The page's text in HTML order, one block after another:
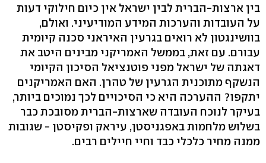
בין ארצות-הברית לבין ישראל אין כיום חילוקי דעות
על העובדות והערכות המידע המודיעיני. ואולם,
בוושינגטון לא רואים בגרעין האיראני סכנה קיומית
עבורם. עם זאת, בממשל האמריקני מבינים היטב את
דאגתה של ישראל מפני פוטנציאל הסיכון הקיומי
הנשקף מתוכנית הגרעין של טהרן. האם האמריקנים
יתקפו? ההערכה היא כי הסיכויים לכך נמוכים ביותר,
בעיקר לנוכח העובדה שארצות-הברית מסובכת כבר
בשלוש מלחמות באפגניסטן, עיראק ופקיסטן - שגובות
ממנה מחיר כלכלי כבד וחיי חיילים רבים.